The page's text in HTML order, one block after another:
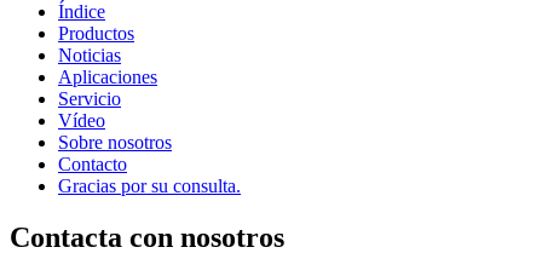
Índice
Productos
Noticias
Aplicaciones
Servicio
Vídeo
Sobre nosotros
Contacto
Gracias por su consulta.
Contacta con nosotros